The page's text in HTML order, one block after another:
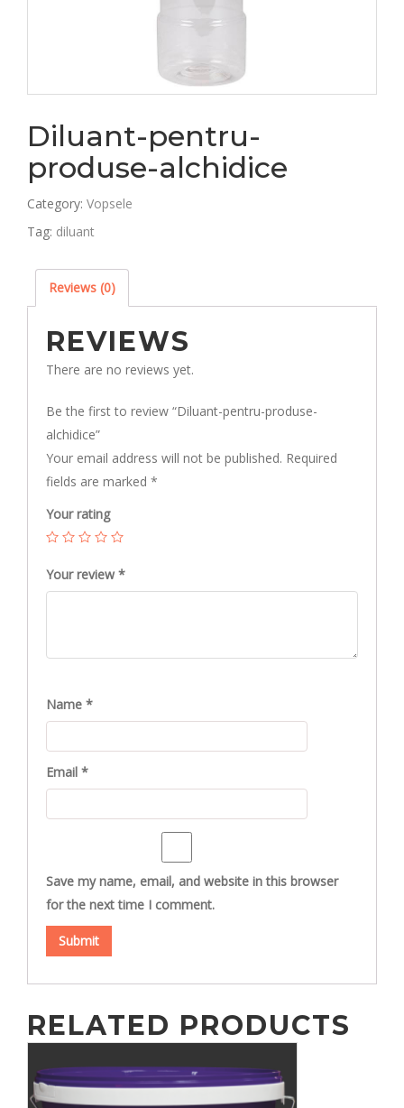
Diluant-pentru-
produse-alchidice
Category: Vopsele
Tag: diluant
Reviews (0)
REVIEWS
There are no reviews yet.
Be the first to review “Diluant-pentru-produse-
alchidice”
Your email address will not be published. Required
fields are marked *
Your rating
Your review *
Name *
Email *
Save my name, email, and website in this browser
for the next time I comment.
RELATED PRODUCTS